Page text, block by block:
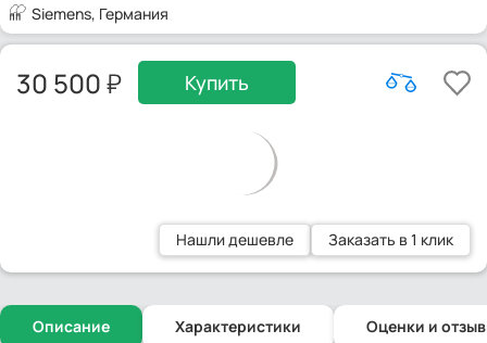
Siemens, Германия
30 500 Купить
Нашли дешевле Заказать в 1 клик
Описание Характеристики Оценки и